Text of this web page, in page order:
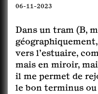
vers ma gauche :
06-11-2023
Dans un tram (B,
vers l’estuaire,
mais en miroir,
il me permet de
le bon terminus ou